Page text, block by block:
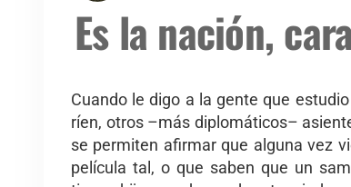
Es la nación,
Cuando le digo a la gente que
ríen, otros –más diplomáticos–
se permiten afirmar que alguna vez
película tal, o que saben que un